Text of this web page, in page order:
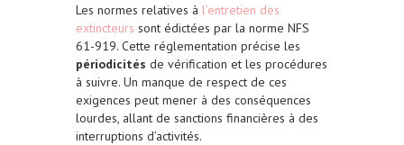
Les normes relatives à l’entretien des
extincteurs sont édictées par la norme NFS
61-919. Cette réglementation précise les
périodicités de vérification et les procédures
à suivre. Un manque de respect de ces
exigences peut mener à des conséquences
lourdes, allant de sanctions financières à des
interruptions d’activités.